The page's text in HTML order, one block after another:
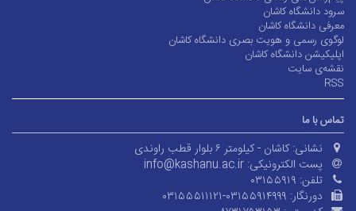
سرود دانشگاه کاشان
معرفی دانشگاه کاشان
لوگوی رسمی و هویت بصری دانشگاه کاشان
اپلیکیشن دانشگاه کاشان
نقشه‌ی سایت
RSS
تماس با ما
نشانی: کاشان - کیلومتر ۶ بلوار قطب راوندی
پست الکترونیکی: info@kashanu.ac.ir
تلفن: ۰۳۱۵۵۹۱۹
دورنگار: ۰۳۱۵۵۵۱۱۱۲۱-۰۳۱۵۵۹۱۴۹۹۹